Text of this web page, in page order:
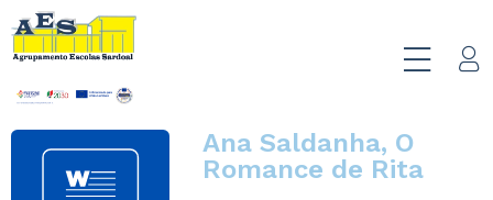
Ana Saldanha, O
Romance de Rita